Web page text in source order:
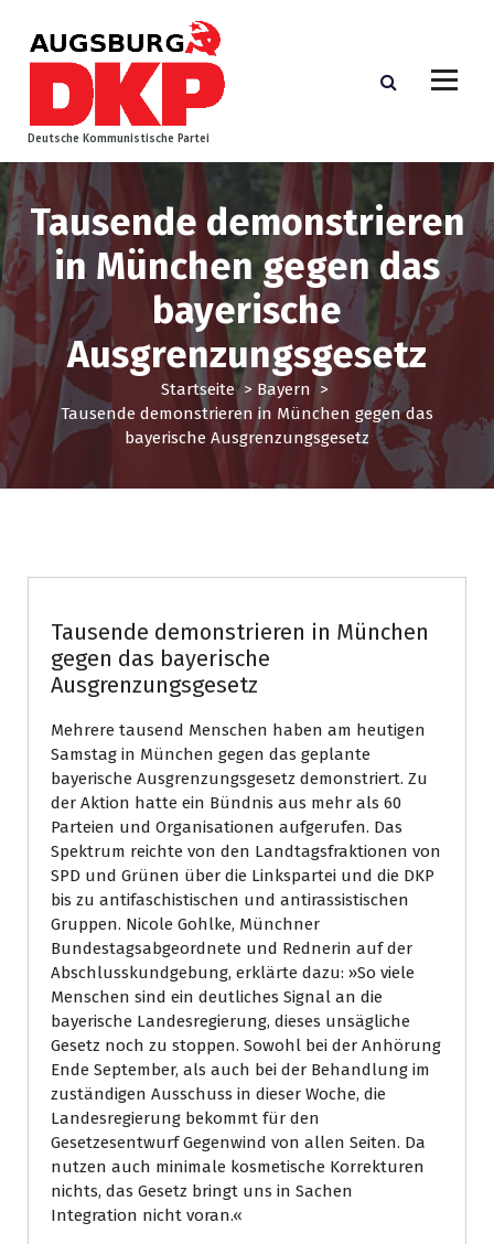
p
r
n
Deutsche Kommunistische Partei
Tausende demonstrieren
in München gegen das
bayerische
Ausgrenzungsgesetz
Startseite> Bayern >
Tausende demonstrieren in München gegen das
bayerische Ausgrenzungsgesetz
Tausende demonstrieren in München
gegen das bayerische
Ausgrenzungsgesetz
Mehrere tausend Menschen haben am heutigen
Samstag in München gegen das geplante
bayerische Ausgrenzungsgesetz demonstriert. Zu
der Aktion hatte ein Bündnis aus mehr als 60
Parteien und Organisationen aufgerufen. Das
Spektrum reichte von den Landtagsfraktionen von
SPD und Grünen über die Linkspartei und die DKP
bis zu antifaschistischen und antirassistischen
Gruppen. Nicole Gohlke, Münchner
Bundestagsabgeordnete und Rednerin auf der
Abschlusskundgebung, erklärte dazu: »So viele
Menschen sind ein deutliches Signal an die
bayerische Landesregierung, dieses unsägliche
Gesetz noch zu stoppen. Sowohl bei der Anhörung
Ende September, als auch bei der Behandlung im
zuständigen Ausschuss in dieser Woche, die
Landesregierung bekommt für den
Gesetzesentwurf Gegenwind von allen Seiten. Da
nutzen auch minimale kosmetische Korrekturen
nichts, das Gesetz bringt uns in Sachen
Integration nicht voran.«